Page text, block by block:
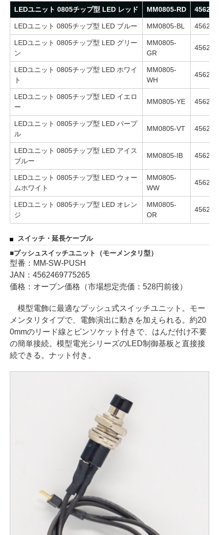
LEDユニット 0805チップ型 LED レッド
MM0805-RD
LEDユニット 0805チップ型 LED ブルー MM0805-BL
LEDユニット 0805チップ型 LED グリー
ン
MM0805-
GR
LEDユニット 0805チップ型 LED ホワイ
ト
MM0805-
WH
LEDユニット 0805チップ型 LED イエロ
ー
MM0805-YE
LEDユニット 0805チップ型 LED パープ
ル
MM0805-VT
LEDユニット 0805チップ型 LED アイス
ブルー
MM0805-IB
LEDユニット 0805チップ型 LED ウォー
ムホワイト
MM0805-
WW
LEDユニット 0805チップ型 LED オレン
ジ
MM0805-
OR
スイッチ・延長ケーブル
プッシュスイッチユニット（モーメンタリ型）
型番：MM-SW-PUSH
JAN：4562469775265
価格：オープン価格（市場想定売価：528円前後）
模型電飾に最適なプッシュ式スイッチユニット。モー
メンタリタイプで、電飾演出に動きを加えられる。約20
0mmのリード線とピンソケット付きで、はんだ付け不要
の簡単接続。模型電光シリーズのLED制御基板と直接接
続できる。ナット付き。